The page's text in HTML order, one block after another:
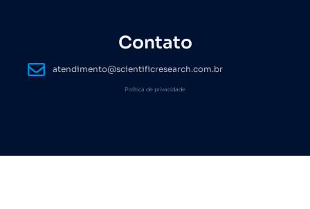
Contato
atendimento@scientificresearch.com.br
Política de privacidade